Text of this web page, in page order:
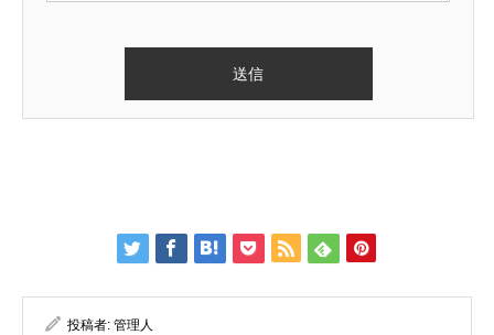
投稿者: 管理人